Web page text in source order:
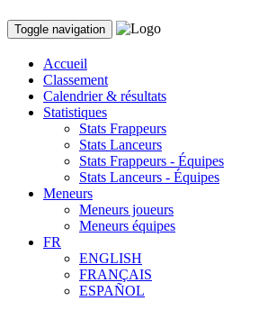
Toggle navigation
Accueil
Classement
Calendrier & résultats
Statistiques
Stats Frappeurs
Stats Lanceurs
Stats Frappeurs - Équipes
Stats Lanceurs - Équipes
Meneurs
Meneurs joueurs
Meneurs équipes
FR
ENGLISH
FRANÇAIS
ESPAÑOL